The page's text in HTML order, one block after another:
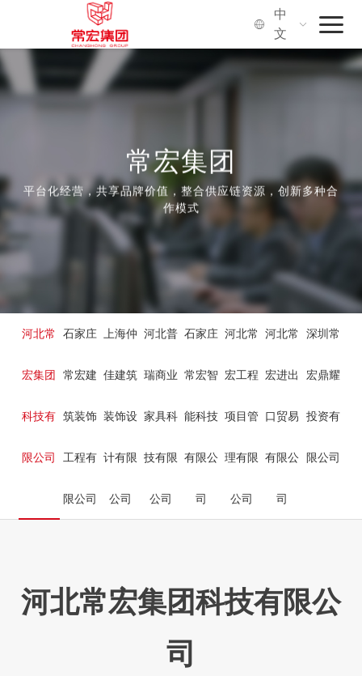
中
文
社会价值
关于我们
常宏集团
平台化经营，共享品牌价值，整合供应链资源，创新多种合
作模式
河北常
宏集团
科技有
限公司
石家庄
常宏建
筑装饰
工程有
限公司
上海仲
佳建筑
装饰设
计有限
公司
河北普
瑞商业
家具科
技有限
公司
石家庄
常宏智
能科技
有限公
司
河北常
宏工程
项目管
理有限
公司
河北常
宏进出
口贸易
有限公
司
深圳常
宏鼎耀
投资有
限公司
河北常宏集团科技有限公
司